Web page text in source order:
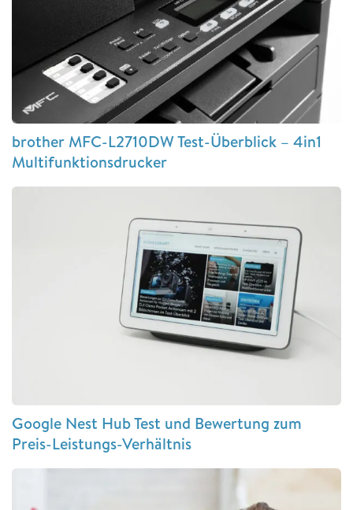
brother MFC-L2710DW Test-Überblick – 4in1
Multifunktionsdrucker
Google Nest Hub Test und Bewertung zum
Preis-Leistungs-Verhältnis